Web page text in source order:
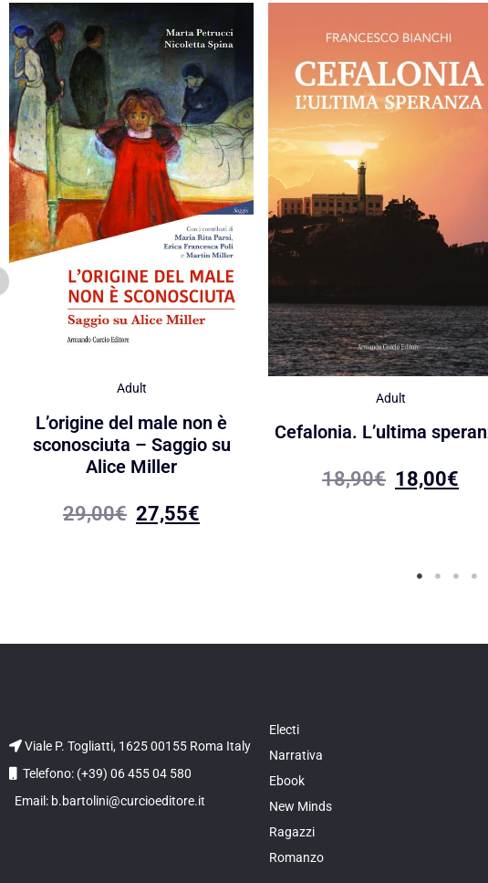
Adult
L’origine del male non è
sconosciuta – Saggio su
Alice Miller
29,00€ 27,55€
Adult
Cefalonia. L’ultima
18,90€ 18,00€
Viale P. Togliatti, 1625 00155 Roma Italy
Telefono: (+39) 06 455 04 580
Email: b.bartolini@curcioeditore.it
Electi
Narrativa
Ebook
New Minds
Ragazzi
Romanzo